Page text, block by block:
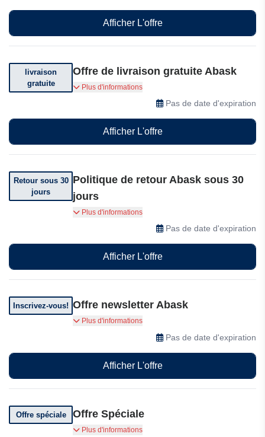
Afficher L'offre
livraison
gratuite
Offre de livraison gratuite Abask
Livraison gratuite (voir conditions).
Plus d'informations
Pas de date d'expiration
Afficher L'offre
Retour sous 30
jours
Politique de retour Abask sous 30
jours
Vous pouvez retourner votre commande dans
les 30 jours suivant sa réception.
Plus d'informations
Pas de date d'expiration
Afficher L'offre
Inscrivez-vous! Offre newsletter Abask
Abonnez-vous et recevez des offres
Plus d'informations
Pas de date d'expiration
Afficher L'offre
Offre spéciale Offre Spéciale
ABASK propose des remises et offres spéciales :
Plus d'informations